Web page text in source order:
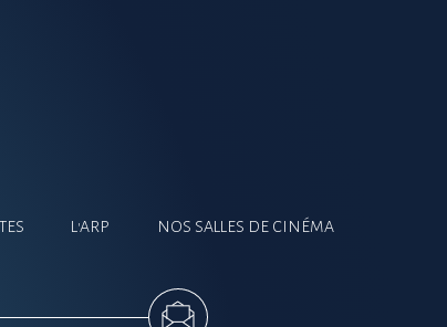
L'ARP NOS SALLES DE CINÉMA